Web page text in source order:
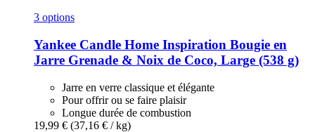
3 options
Yankee Candle Home Inspiration Bougie en
Jarre Grenade & Noix de Coco, Large (538 g)
Jarre en verre classique et élégante
Pour offrir ou se faire plaisir
Longue durée de combustion
19,99 € (37,16 € / kg)